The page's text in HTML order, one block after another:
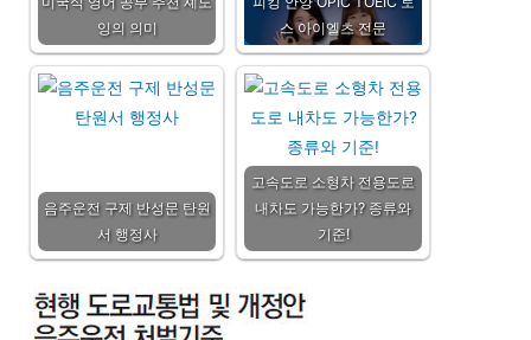
잉의 의미
스 아이엘츠 전문
음주운전 구제 반성문 탄원
서 행정사
고속도로 소형차 전용도로
내차도 가능한가? 종류와
기준!